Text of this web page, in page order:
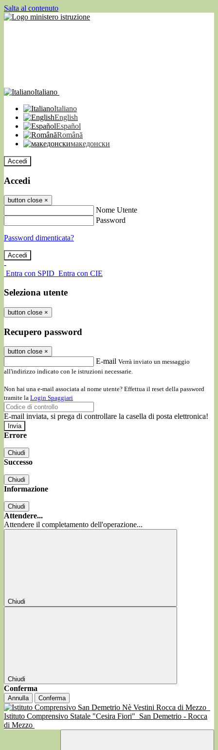
Salta al contenuto
Italiano
Italiano
English
Español
Română
македонски
Accedi
Accedi
button close ×
Nome Utente
Password
Password dimenticata?
-
Entra con SPID Entra con CIE
Seleziona utente
button close ×
Recupero password
button close ×
E-mail Verrà inviato un messaggio
all'indirizzo indicato con le istruzioni necessarie.
Non hai una e-mail associata al nome utente? Effettua il reset della password
tramite la Login Spaggiari
E-mail inviata, si prega di controllare la casella di posta elettronica!
Errore
Chiudi
Successo
Chiudi
Informazione
Chiudi
Attendere...
Attendere il completamento dell'operazione...
Chiudi
Chiudi
Conferma
Annulla Conferma
Istituto Comprensivo Statale "Cesira Fiori" San Demetrio - Rocca
di Mezzo